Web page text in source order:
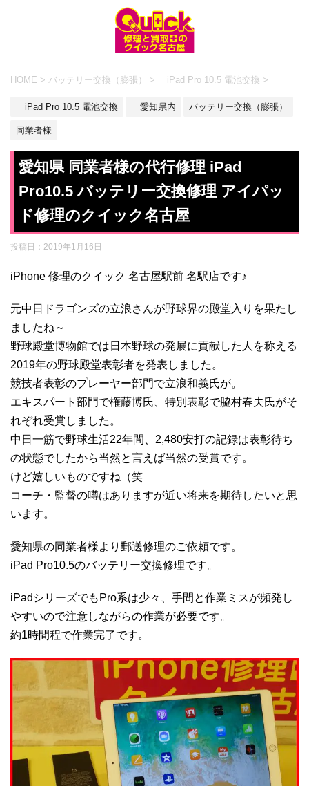
HOME > バッテリー交換（膨張） > iPad Pro 10.5 電池交換 >
iPad Pro 10.5 電池交換 愛知県内 バッテリー交換（膨張）
同業者様
愛知県 同業者様の代行修理 iPad
Pro10.5 バッテリー交換修理 アイパッ
ド修理のクイック名古屋
投稿日： 2019年1月16日
iPhone 修理のクイック 名古屋駅前 名駅店です♪
元中日ドラゴンズの立浪さんが野球界の殿堂入りを果たし
ましたね～
野球殿堂博物館では日本野球の発展に貢献した人を称える
2019年の野球殿堂表彰者を発表しました。
競技者表彰のプレーヤー部門で立浪和義氏が。
エキスパート部門で権藤博氏、特別表彰で脇村春夫氏がそ
れぞれ受賞しました。
中日一筋で野球生活22年間、2,480安打の記録は表彰待ち
の状態でしたから当然と言えば当然の受賞です。
けど嬉しいものですね（笑
コーチ・監督の噂はありますが近い将来を期待したいと思
います。
愛知県の同業者様より郵送修理のご依頼です。
iPad Pro10.5のバッテリー交換修理です。
iPadシリーズでもPro系は少々、手間と作業ミスが頻発し
やすいので注意しながらの作業が必要です。
約1時間程で作業完了です。